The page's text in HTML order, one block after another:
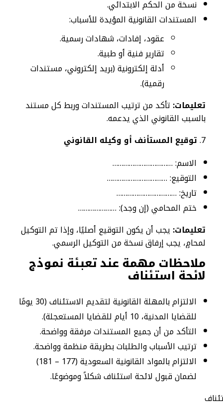
نسخة من الحكم الابتدائي.
المستندات القانونية المؤيدة للأسباب:
عقود، إفادات، شهادات رسمية.
تقارير فنية أو طبية.
أدلة إلكترونية (بريد إلكتروني، مستندات
رقمية).
تعليمات: تأكد من ترتيب المستندات وربط كل مستند
بالسبب القانوني الذي يدعمه.
توقيع المستأنف أو وكيله القانوني
الاسم: ……………………………
التوقيع: ……………………………
تاريخ: ……………………………
ختم المحامي (إن وجد): …………………
تعليمات: يجب أن يكون التوقيع أصليًا، وإذا تم التوكيل
لمحامٍ، يجب إرفاق نسخة من التوكيل الرسمي.
ملاحظات مهمة عند تعبئة نموذج
لائحة استئناف
الالتزام بالمهلة القانونية لتقديم الاستئناف (30 يومًا
للقضايا المدنية، 10 أيام للقضايا المستعجلة).
التأكد من أن جميع المستندات مرفقة وواضحة.
ترتيب الأسباب والطلبات بطريقة منظمة وواضحة.
الالتزام بالمواد القانونية السعودية (177 – 181)
لضمان قبول لائحة استئناف شكلاً وموضوعًا.